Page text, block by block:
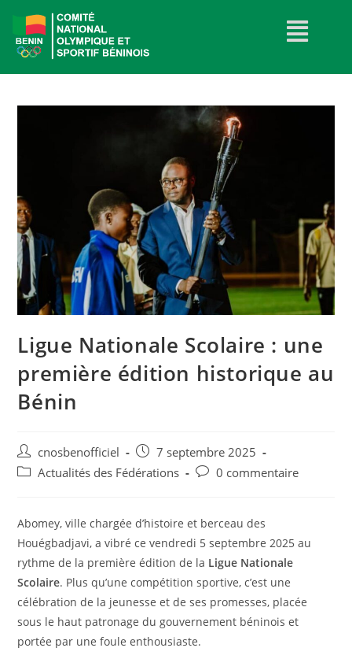
Ligue Nationale Scolaire : une
première édition historique au
Bénin
cnosbenofficiel
7 septembre 2025
Actualités des Fédérations
0 commentaire
Abomey, ville chargée d’histoire et berceau des
Houégbadjavi, a vibré ce vendredi 5 septembre 2025 au
rythme de la première édition de la Ligue Nationale
Scolaire. Plus qu’une compétition sportive, c’est une
célébration de la jeunesse et de ses promesses, placée
sous le haut patronage du gouvernement béninois et
portée par une foule enthousiaste.